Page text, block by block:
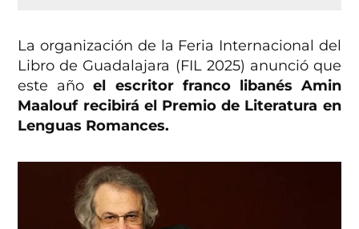
La organización de la Feria Internacional del
Libro de Guadalajara (FIL 2025) anunció que
este añoel escritor franco libanés Amin
Maalouf recibirá el Premio de Literatura en
Lenguas Romances.